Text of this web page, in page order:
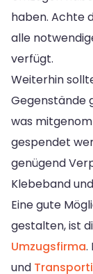
haben. Achte
alle
verfügt.
Weiterhin
Gegenstände
was
gespendet
genügend
Klebeband
Eine gute
gestalten, ist
Umzugsfirma.
und